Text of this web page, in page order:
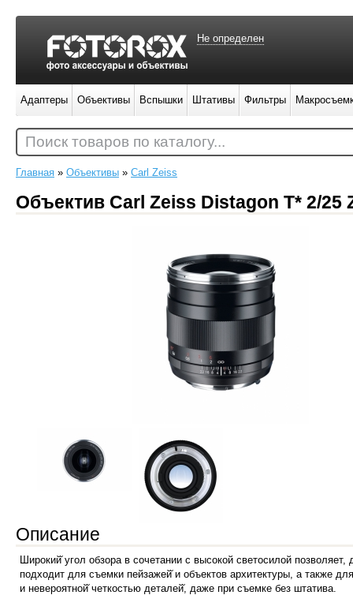
Главная » Объективы » Carl Zeiss
Объектив Carl Zeiss Distagon T* 2/25
Описание
Широкий̆ угол обзора в сочетании с высокой светосилой
подходит для съемки пейзажей̆ и объектов архитектуры, а также
и невероятной̆ четкостью деталей̆, даже при съемке без штатива.
Не определен
Адаптеры Объективы Вспышки Штативы Фильтры
Поиск товаров по каталогу...